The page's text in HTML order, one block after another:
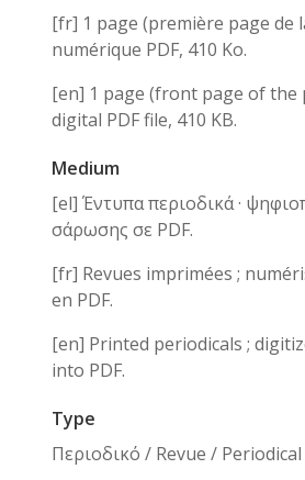
[fr] 1 page (première page de
numérique PDF, 410 Ko.
[en] 1 page (front page of the
digital PDF file, 410 KB.
Medium
[el] Έντυπα περιοδικά ·
σάρωσης σε PDF.
[fr] Revues imprimées ;
en PDF.
[en] Printed periodicals ;
into PDF.
Type
Περιοδικό / Revue / Periodical